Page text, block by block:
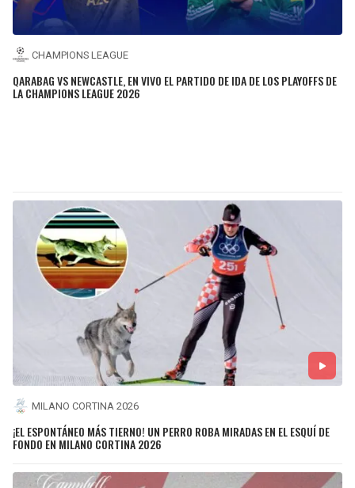
CHAMPIONS LEAGUE
QARABAG VS NEWCASTLE, EN VIVO EL PARTIDO DE IDA DE LOS PLAYOFFS DE
LA CHAMPIONS LEAGUE 2026
MILANO CORTINA 2026
¡EL ESPONTÁNEO MÁS TIERNO! UN PERRO ROBA MIRADAS EN EL ESQUÍ DE
FONDO EN MILANO CORTINA 2026